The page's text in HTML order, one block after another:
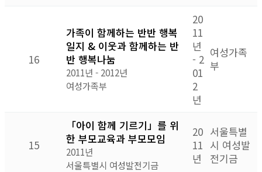
16
가족이 함께하는 반반 행복
일지 & 이웃과 함께하는 반
반 행복나눔
2011년 - 2012년
여성가족부
20
11
년
- 2
01
2
년
여성가족
부
15
「아이 함께 기르기」를 위
한 부모교육과 부모모임
2011년
서울특별시 여성발전기금
20
11
년
서울특별
시 여성발
전기금